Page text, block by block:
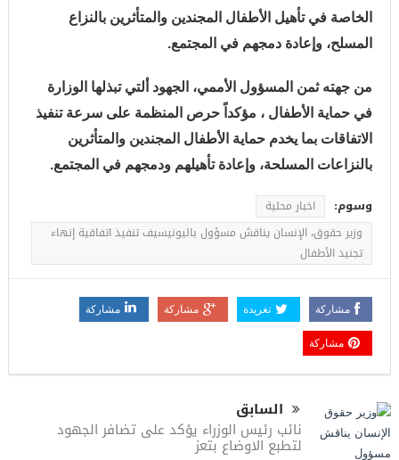
الخاصة في تأهيل الأطفال المجندين والمتأثرين بالنزاع
المسلح، وإعادة دمجهم في المجتمع.
من جهته ثمن المسؤول الأممي، الجهود ألتي تبذلها الوزارة
في حماية الأطفال ، مؤكداً حرص المنظمة على سرعة تنفيذ
الاتفاقات بما يخدم حماية الأطفال المجندين والمتأثرين
بالنزاعات المسلحة، وإعادة تأهيلهم ودمجهم في المجتمع.
وسوم:
اخبار محلية
وزير حقوق، الإنسان يناقش مسؤول باليونيسيف تنفيذ اتفاقية إنهاء
تجنيد الأطفال
مشاركة تغريدة مشاركة مشاركة
مشاركة
السابق
نائب رئيس الوزراء يؤكد على تضافر الجهود
لتطبع الاوضاع بتعز